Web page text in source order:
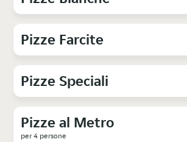
Pizze Farcite
Pizze Speciali
Pizze al Metro
per 4 persone